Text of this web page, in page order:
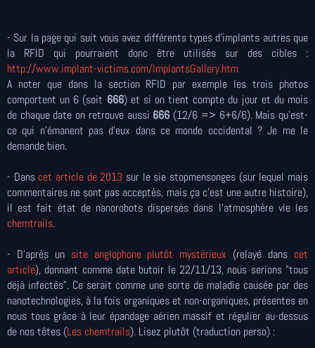
- Sur la page qui suit vous avez différents types d'implants autres que
la RFID qui pourraient donc être utilisés sur des cibles :
http://www.implant-victims.com/ImplantsGallery.htm
A noter que dans la section RFID par exemple les trois photos
comportent un 6 (soit 666) et si on tient compte du jour et du mois
de chaque date on retrouve aussi 666 (12/6 => 6+6/6). Mais qu'est-
ce qui n'émanent pas d'eux dans ce monde occidental ? Je me le
demande bien.
- Dans cet article de 2013 sur le sie stopmensonges (sur lequel mais
commentaires ne sont pas acceptés, mais ça c'est une autre histoire),
il est fait état de nanorobots dispersés dans l'atmosphère vie les
chemtrails.
- D'après un site anglophone plutôt mystérieux (relayé dans cet
article), donnant comme date butoir le 22/11/13, nous serions "tous
déjà infectés". Ce serait comme une sorte de maladie causée par des
nanotechnologies, à la fois organiques et non-organiques, présentes en
nous tous grâce à leur épandage aérien massif et régulier au-dessus
de nos têtes (Les chemtrails). Lisez plutôt (traduction perso) :